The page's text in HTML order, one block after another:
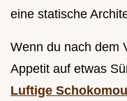
eine statische
Wenn du nach dem
Appetit auf etwas
Luftige